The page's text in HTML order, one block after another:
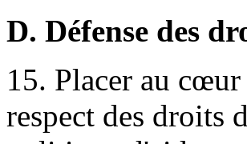
D. Défense des
15. Placer au
respect des droits